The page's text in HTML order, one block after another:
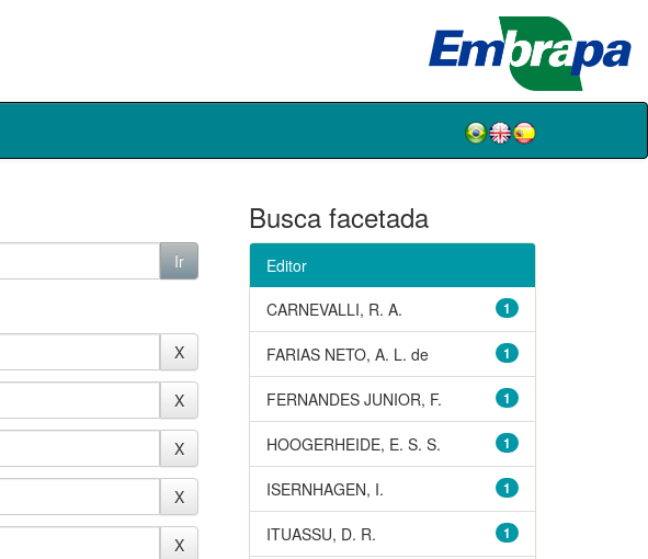
Busca facetada
Editor
1
CARNEVALLI, R. A.
1
FARIAS NETO, A. L. de
1
FERNANDES JUNIOR, F.
1
HOOGERHEIDE, E. S. S.
1
ISERNHAGEN, I.
1
ITUASSU, D. R.